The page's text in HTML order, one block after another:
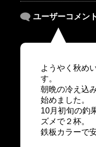
ユーザーコメント
ようやく秋め
す。
朝晩の冷え込
始めました。
10月初旬の釣
ズメで２杯。
鉄板カラーで